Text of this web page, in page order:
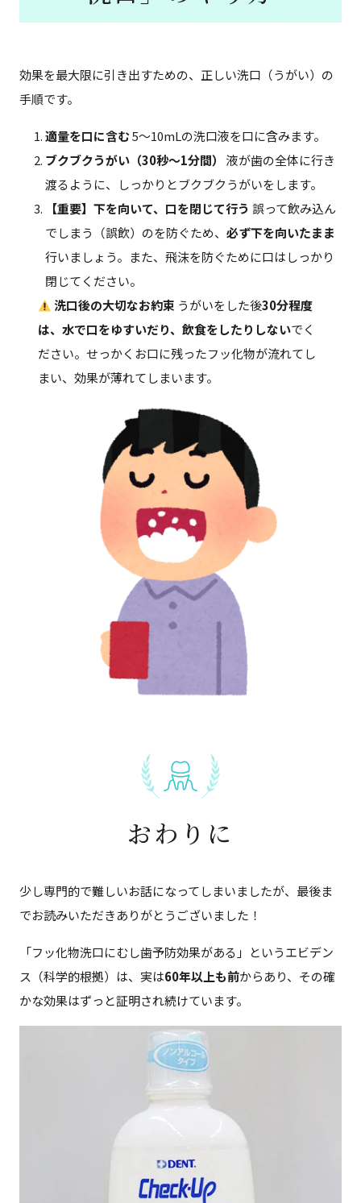
効果を最大限に引き出すための、正しい洗口（うがい）の
手順です。
適量を口に含む5〜10mLの洗口液を口に含みます。
ブクブクうがい（30秒〜1分間）
液が歯の全体に行き
渡るように、しっかりとブクブクうがいをします。
【重要】下を向いて、口を閉じて行う 誤って飲み込ん
でしまう（誤飲）のを防ぐため、 必ず下を向いたまま
行いましょう。また、飛沫を防ぐために口はしっかり
閉じてください。
洗口後の大切なお約束 うがいをした後30分程度
は、水で口をゆすいだり、飲食をしたりしないでく
ださい。せっかくお口に残ったフッ化物が流れてし
まい、効果が薄れてしまいます。
おわりに
少し専門的で難しいお話になってしまいましたが、最後ま
でお読みいただきありがとうございました！
「フッ化物洗口にむし歯予防効果がある」というエビデン
ス（科学的根拠）は、実は60年以上も前からあり、その確
かな効果はずっと証明され続けています。